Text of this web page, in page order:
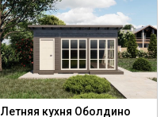
Летняя кухня Оболдино